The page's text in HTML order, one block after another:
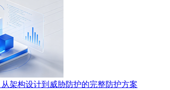
架构设计到威胁防护的完整防护方案